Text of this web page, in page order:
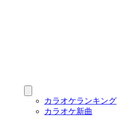
カラオケランキング
カラオケ新曲